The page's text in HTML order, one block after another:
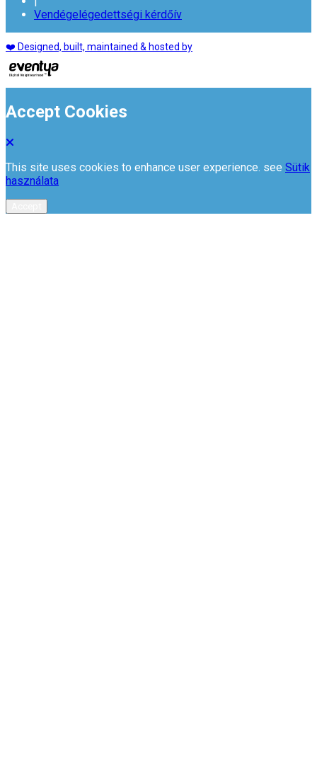
Vendégelégedettségi kérdőív
❤️ Designed, built, maintained & hosted by
Accept Cookies
This site uses cookies to enhance user experience. see Sütik
használata